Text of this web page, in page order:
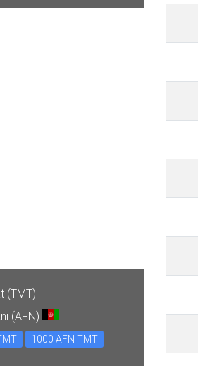
(TMT)
(AFN)
1000 AFN TMT